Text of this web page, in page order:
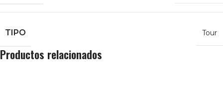
TIPO Tour
Productos relacionados